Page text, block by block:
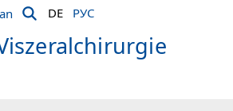
DE РУС